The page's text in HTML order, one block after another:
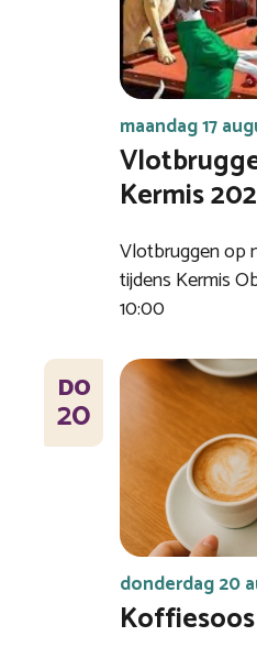
maandag 17
Kermis
Vlotbruggen op
tijdens Kermis
10:00
DO
20
donderdag 20